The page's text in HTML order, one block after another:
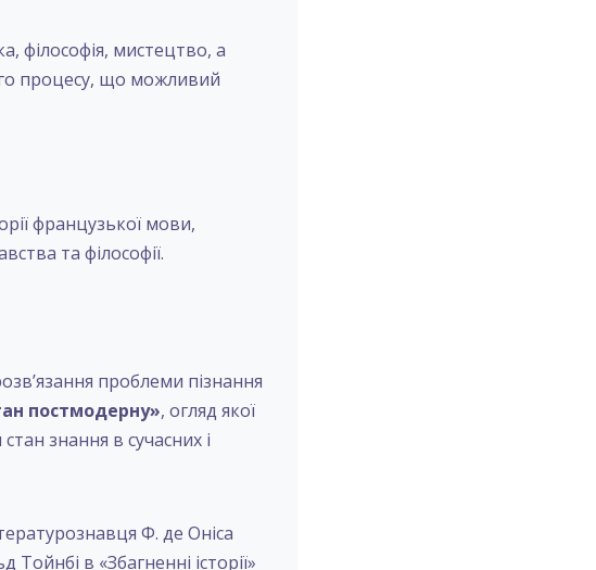
філософія, мистецтво, а
процесу, що можливий
французької мови,
та філософії.
проблеми пізнання
постмодерну», огляд якої
знання в сучасних і
Ф. де Оніса
Тойнбі в «Збагненні історії»